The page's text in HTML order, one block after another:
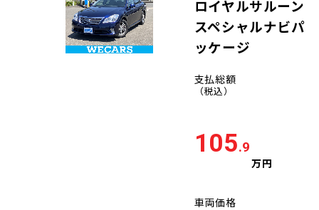
ロイヤルサルーン
スペシャルナビパ
ッケージ
支払総額
（税込）
105.9
万円
車両価格